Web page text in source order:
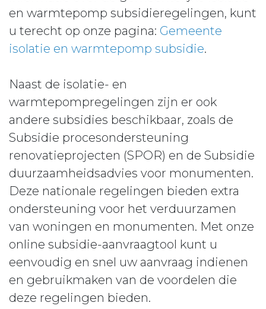
en warmtepomp subsidieregelingen, kunt
u terecht op onze pagina: Gemeente
isolatie en warmtepomp subsidie.
Naast de isolatie- en
warmtepompregelingen zijn er ook
andere subsidies beschikbaar, zoals de
Subsidie procesondersteuning
renovatieprojecten (SPOR) en de Subsidie
duurzaamheidsadvies voor monumenten.
Deze nationale regelingen bieden extra
ondersteuning voor het verduurzamen
van woningen en monumenten. Met onze
online subsidie-aanvraagtool kunt u
eenvoudig en snel uw aanvraag indienen
en gebruikmaken van de voordelen die
deze regelingen bieden.